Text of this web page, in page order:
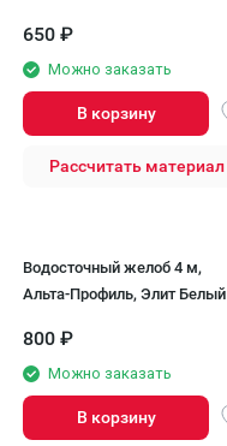
650 ₽
Можно заказать
В корзину
Рассчитать материал
Водосточный желоб 4 м,
Альта-Профиль, Элит Белый
800 ₽
Можно заказать
В корзину